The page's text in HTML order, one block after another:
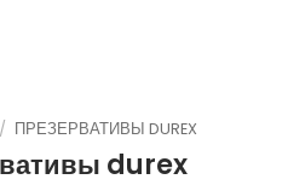
/ ПРЕЗЕРВАТИВЫ DUREX
durex